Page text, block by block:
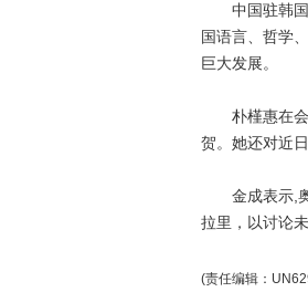
中国驻韩国
国语言、哲学
巨大发展。
朴槿惠在会
贺。她还对近
金成表示,奥
拉里，以讨论
(责任编辑：